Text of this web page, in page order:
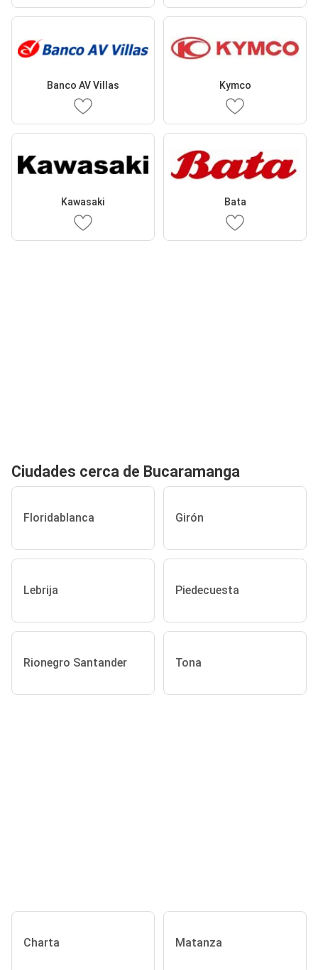
Banco AV Villas Kymco
Kawasaki Bata
Ciudades cerca de Bucaramanga
Floridablanca Girón
Lebrija Piedecuesta
Rionegro Santander Tona
Charta Matanza